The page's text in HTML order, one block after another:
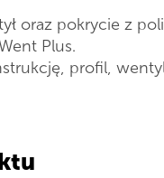
oraz pokrycie z
Plus.
profil,